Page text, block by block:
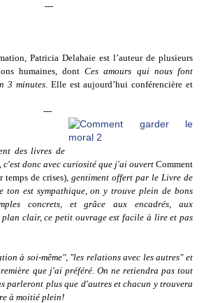
---
Patricia Delahaie est l’auteur de plusieurs
humaines, dontCes amours qui nous font
3 minutes. Elle est aujourd’hui conférencière et
---
des livres de
c'est donc avec curiosité que j'ai ouvert Comment
temps de crises), gentiment offert par le Livre de
ton est sympathique, on y trouve plein de bons
concrets, et grâce aux encadrés, aux
clair, ce petit ouvrage est facile à lire et pas
à soi-même", "les relations avec les autres" et
que j'ai préféré. On ne retiendra pas tout
parleront plus que d'autres et chacun y trouvera
à moitié plein!